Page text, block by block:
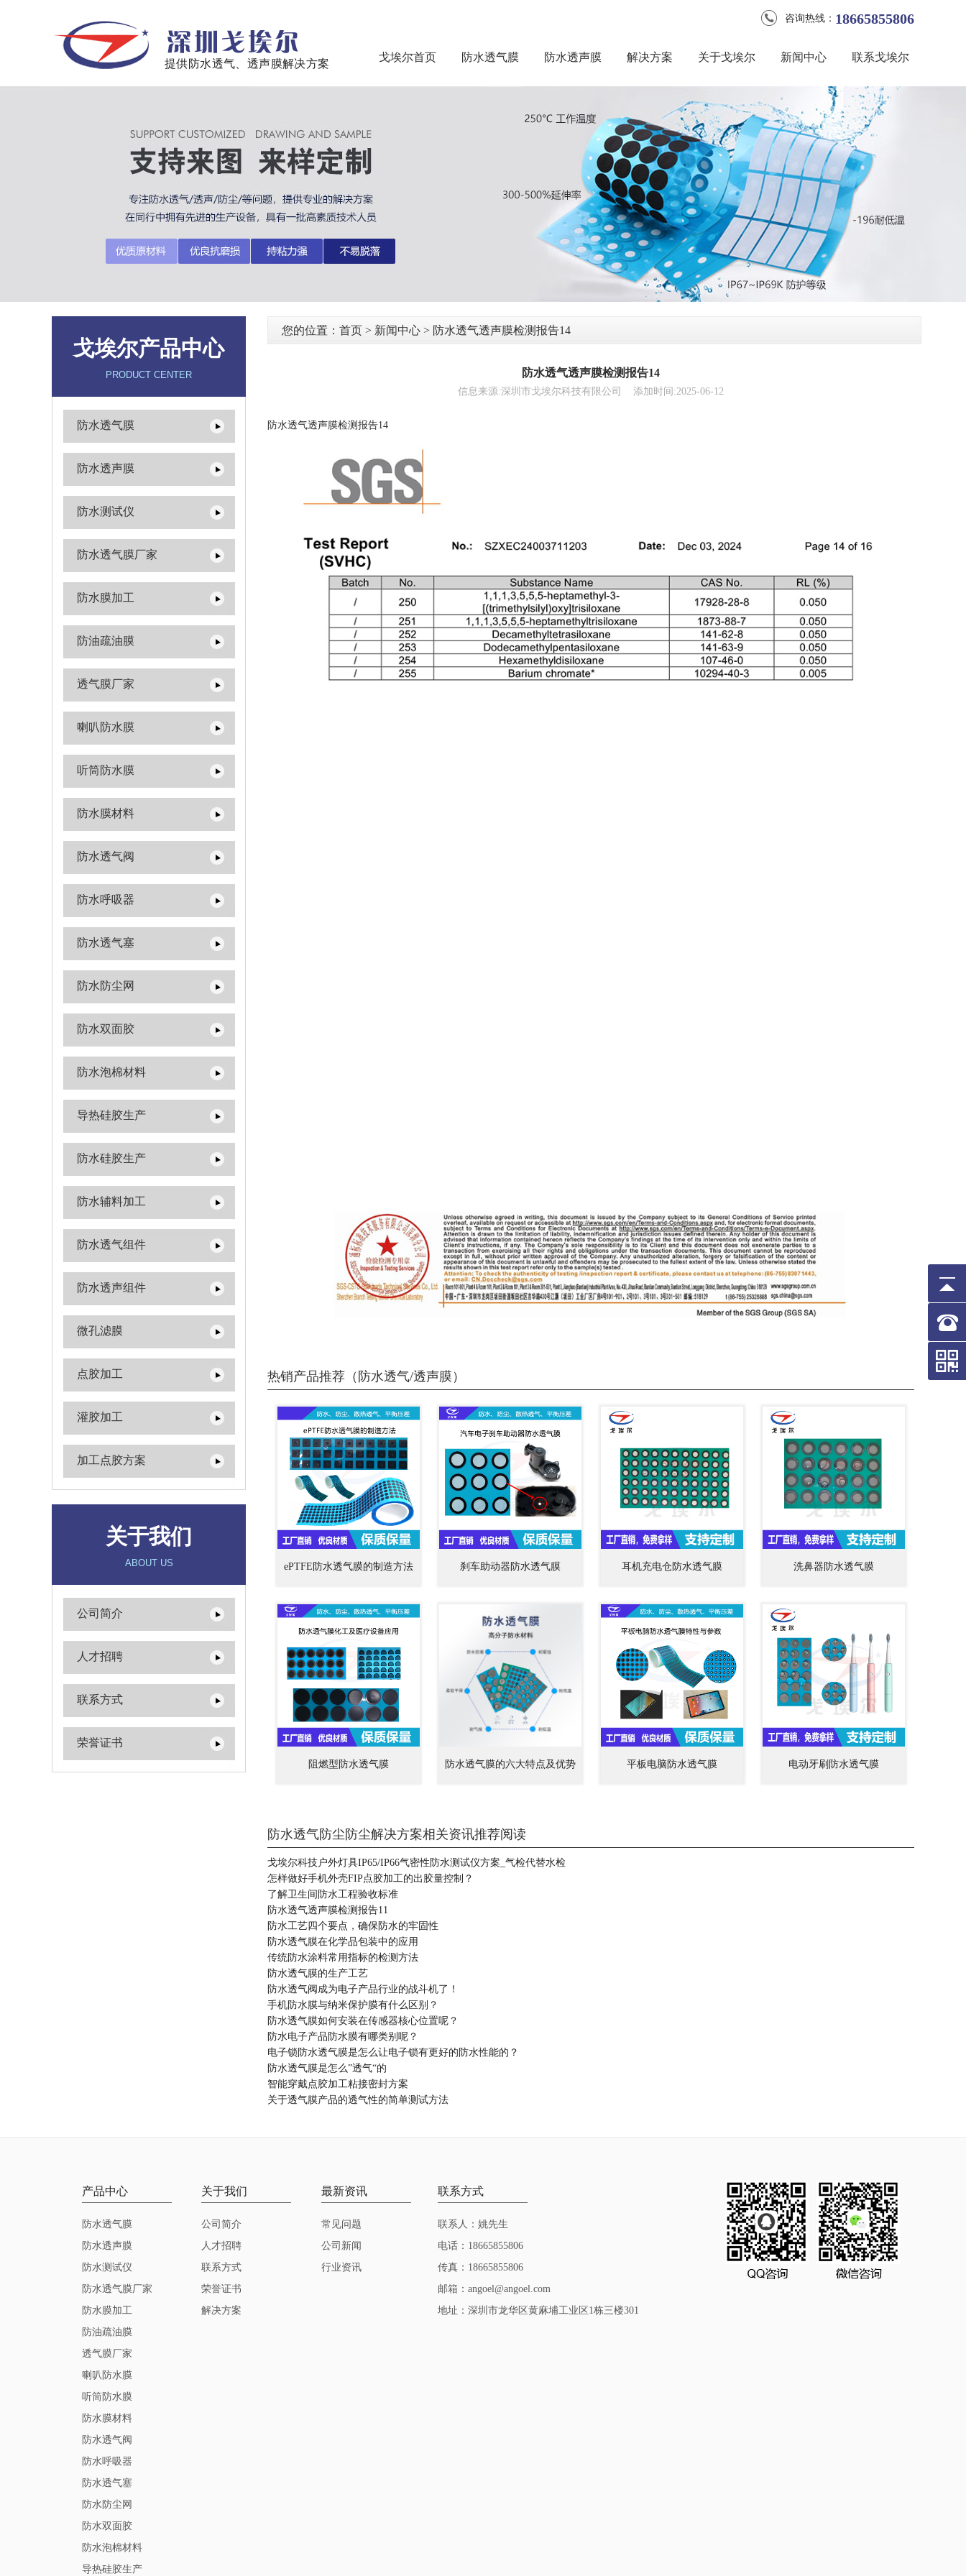
提供防水透气、透声膜解决方案
18665855806
咨询热线：
戈埃尔首页 防水透气膜 防水透声膜 解决方案 关于戈埃尔 新闻中心 联系戈埃尔
戈埃尔产品中心
PRODUCT CENTER
防水透气膜
防水透声膜
防水测试仪
防水透气膜厂家
防水膜加工
防油疏油膜
透气膜厂家
喇叭防水膜
听筒防水膜
防水膜材料
防水透气阀
防水呼吸器
防水透气塞
防水防尘网
防水双面胶
防水泡棉材料
导热硅胶生产
防水硅胶生产
防水辅料加工
防水透气组件
防水透声组件
微孔滤膜
点胶加工
灌胶加工
加工点胶方案
关于我们
ABOUT US
公司简介
人才招聘
联系方式
荣誉证书
您的位置： 首页 > 新闻中心 > 防水透气透声膜检测报告14
防水透气透声膜检测报告14
信息来源:深圳市戈埃尔科技有限公司 添加时间:2025-06-12
防水透气透声膜检测报告14
热销产品推荐（防水透气/透声膜）
ePTFE防水透气膜的制造方法 刹车助动器防水透气膜 耳机充电仓防水透气膜 洗鼻器防水透气膜
阻燃型防水透气膜 防水透气膜的六大特点及优势 平板电脑防水透气膜 电动牙刷防水透气膜
防水透气防尘防尘解决方案相关资讯推荐阅读
戈埃尔科技户外灯具IP65/IP66气密性防水测试仪方案_气检代替水检
怎样做好手机外壳FIP点胶加工的出胶量控制？
了解卫生间防水工程验收标准
防水透气透声膜检测报告11
防水工艺四个要点，确保防水的牢固性
防水透气膜在化学品包装中的应用
传统防水涂料常用指标的检测方法
防水透气膜的生产工艺
防水透气阀成为电子产品行业的战斗机了！
手机防水膜与纳米保护膜有什么区别？
防水透气膜如何安装在传感器核心位置呢？
防水电子产品防水膜有哪类别呢？
电子锁防水透气膜是怎么让电子锁有更好的防水性能的？
防水透气膜是怎么”透气“的
智能穿戴点胶加工粘接密封方案
关于透气膜产品的透气性的简单测试方法
产品中心
防水透气膜
防水透声膜
防水测试仪
防水透气膜厂家
防水膜加工
防油疏油膜
透气膜厂家
喇叭防水膜
听筒防水膜
防水膜材料
防水透气阀
防水呼吸器
防水透气塞
防水防尘网
防水双面胶
防水泡棉材料
导热硅胶生产
关于我们
公司简介
人才招聘
联系方式
荣誉证书
解决方案
最新资讯
常见问题
公司新闻
行业资讯
联系方式
联系人：姚先生
电话：18665855806
传真：18665855806
邮箱：angoel@angoel.com
地址：深圳市龙华区黄麻埔工业区1栋三楼301